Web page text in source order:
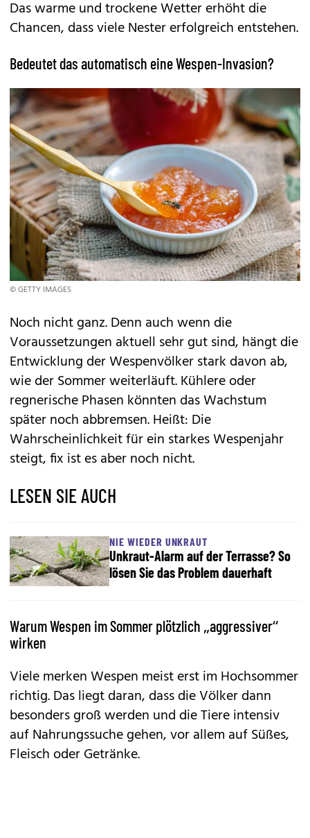
Das warme und trockene Wetter erhöht die
Chancen, dass viele Nester erfolgreich entstehen.
Bedeutet das automatisch eine Wespen-Invasion?
© GETTY IMAGES
Noch nicht ganz. Denn auch wenn die
Voraussetzungen aktuell sehr gut sind, hängt die
Entwicklung der Wespenvölker stark davon ab,
wie der Sommer weiterläuft. Kühlere oder
regnerische Phasen könnten das Wachstum
später noch abbremsen. Heißt: Die
Wahrscheinlichkeit für ein starkes Wespenjahr
steigt, fix ist es aber noch nicht.
LESEN SIE AUCH
NIE WIEDER UNKRAUT
Unkraut-Alarm auf der Terrasse? So
lösen Sie das Problem dauerhaft
Warum Wespen im Sommer plötzlich „aggressiver“
wirken
Viele merken Wespen meist erst im Hochsommer
richtig. Das liegt daran, dass die Völker dann
besonders groß werden und die Tiere intensiv
auf Nahrungssuche gehen, vor allem auf Süßes,
Fleisch oder Getränke.